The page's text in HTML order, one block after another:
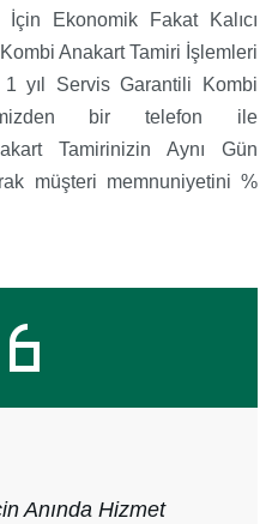
İçin Ekonomik Fakat Kalıcı
Anakart Tamiri İşlemleri
yıl Servis Garantili Kombi
bir telefon ile
Tamirinizin Aynı Gün
müşteri memnuniyetini %
Anında Hizmet